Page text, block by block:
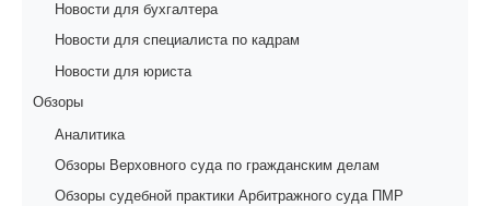
Новости для бухгалтера
Новости для специалиста по кадрам
Новости для юриста
Обзоры
Аналитика
Обзоры Верховного суда по гражданским делам
Обзоры судебной практики Арбитражного суда ПМР